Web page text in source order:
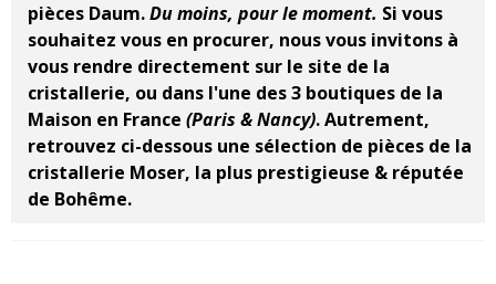
pièces Daum.Du moins, pour le moment. Si vous
souhaitez vous en procurer, nous vous invitons à
vous rendre directement sur le site de la
cristallerie, ou dans l'une des 3 boutiques de la
Maison en France (Paris & Nancy).Autrement,
retrouvez ci-dessous une sélection de pièces de la
cristallerie Moser, la plus prestigieuse & réputée
de Bohême.